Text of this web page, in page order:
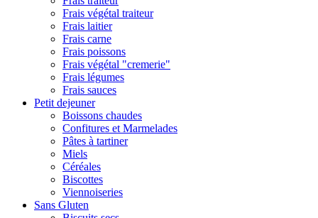
Frais végétal traiteur
Frais laitier
Frais carne
Frais poissons
Frais végétal "cremerie"
Frais légumes
Frais sauces
Petit dejeuner
Boissons chaudes
Confitures et Marmelades
Pâtes à tartiner
Miels
Céréales
Biscottes
Viennoiseries
Sans Gluten